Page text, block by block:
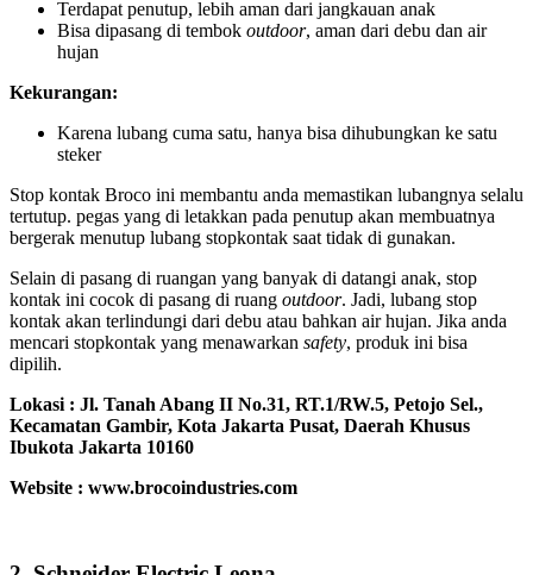
Terdapat penutup, lebih aman dari jangkauan anak
Bisa dipasang di tembok outdoor, aman dari debu dan air
hujan
Kekurangan:
Karena lubang cuma satu, hanya bisa dihubungkan ke satu
steker
Stop kontak Broco ini membantu anda memastikan lubangnya selalu
tertutup. pegas yang di letakkan pada penutup akan membuatnya
bergerak menutup lubang stopkontak saat tidak di gunakan.
Selain di pasang di ruangan yang banyak di datangi anak, stop
kontak ini cocok di pasang di ruang outdoor. Jadi, lubang stop
kontak akan terlindungi dari debu atau bahkan air hujan. Jika anda
mencari stopkontak yang menawarkan safety, produk ini bisa
dipilih.
Lokasi : Jl. Tanah Abang II No.31, RT.1/RW.5, Petojo Sel.,
Kecamatan Gambir, Kota Jakarta Pusat, Daerah Khusus
Ibukota Jakarta 10160
Website : www.brocoindustries.com